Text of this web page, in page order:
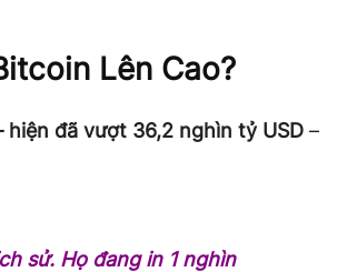
Lên Cao?
đã vượt 36,2 nghìn tỷ USD –
sử. Họ đang in 1 nghìn